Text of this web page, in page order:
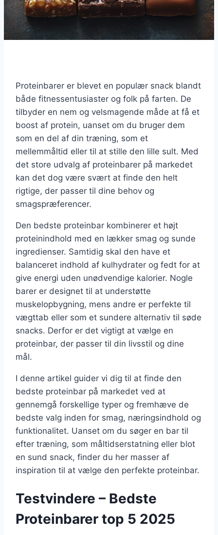
Proteinbarer er blevet en populær snack blandt
både fitnessentusiaster og folk på farten. De
tilbyder en nem og velsmagende måde at få et
boost af protein, uanset om du bruger dem
som en del af din træning, som et
mellemmåltid eller til at stille den lille sult. Med
det store udvalg af proteinbarer på markedet
kan det dog være svært at finde den helt
rigtige, der passer til dine behov og
smagspræferencer.
Den bedste proteinbar kombinerer et højt
proteinindhold med en lækker smag og sunde
ingredienser. Samtidig skal den have et
balanceret indhold af kulhydrater og fedt for at
give energi uden unødvendige kalorier. Nogle
barer er designet til at understøtte
muskelopbygning, mens andre er perfekte til
vægttab eller som et sundere alternativ til søde
snacks. Derfor er det vigtigt at vælge en
proteinbar, der passer til din livsstil og dine
mål.
I denne artikel guider vi dig til at finde den
bedste proteinbar på markedet ved at
gennemgå forskellige typer og fremhæve de
bedste valg inden for smag, næringsindhold og
funktionalitet. Uanset om du søger en bar til
efter træning, som måltidserstatning eller blot
en sund snack, finder du her masser af
inspiration til at vælge den perfekte proteinbar.
Testvindere – Bedste
Proteinbarer top 5 2025